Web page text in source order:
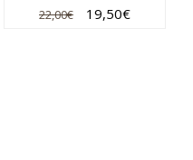
22,00€ 19,50€